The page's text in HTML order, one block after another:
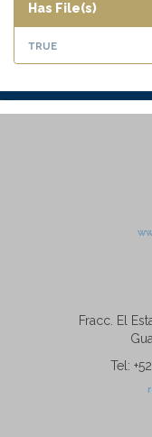
Has File(s)
true
Fracc. El
Tel: